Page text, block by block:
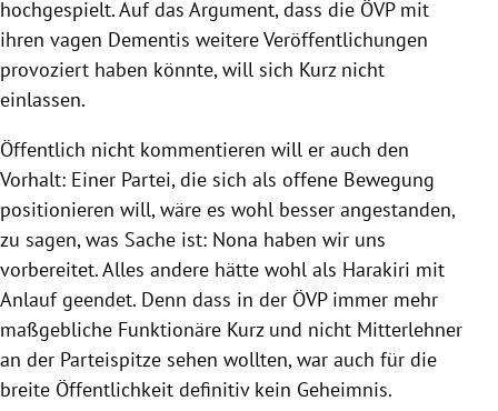
hochgespielt. Auf das Argument, dass die ÖVPmit
ihren vagen Dementis weitere Veröffentlichungen
provoziert haben könnte, will sich Kurz nicht
einlassen.
Öffentlich nicht kommentieren will er auch den
Vorhalt: Einer Partei, die sich als offene Bewegung
positionieren will, wäre es wohl besser angestanden,
zu sagen, was Sache ist: Nona haben wir uns
vorbereitet. Alles andere hätte wohl als Harakiri mit
Anlauf geendet. Denn dass in der ÖVPimmer mehr
maßgebliche Funktionäre Kurz und nicht Mitterlehner
an der Parteispitze sehen wollten, war auch für die
breite Öffentlichkeit definitiv kein Geheimnis.